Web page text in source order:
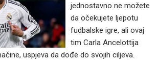
jednostavno ne možete
da očekujete ljepotu
fudbalske igre, ali ovaj
tim Carla Ancelottija
uspjeva da dođe do svojih ciljeva.